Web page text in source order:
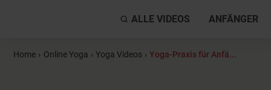
ALLE VIDEOS ANFÄNGER
Home › Online Yoga › Yoga Videos › Yoga-Praxis für Anfä...